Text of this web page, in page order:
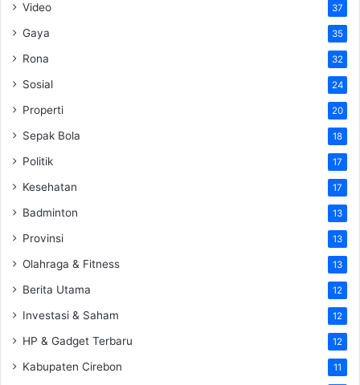
Video 37
Gaya 35
Rona 32
Sosial 24
Properti 20
Sepak Bola 18
Politik 17
Kesehatan 17
Badminton 13
Provinsi 13
Olahraga & Fitness 13
Berita Utama 12
Investasi & Saham 12
HP & Gadget Terbaru 12
Kabupaten Cirebon 11